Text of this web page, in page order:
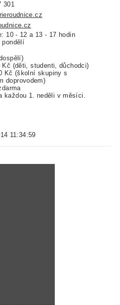
301
10 - 12 a 13 - 17 hodin
(děti, studenti, důchodci)
Kč (školní skupiny s
doprovodem)
každou 1. neděli v měsíci.
11:34:59